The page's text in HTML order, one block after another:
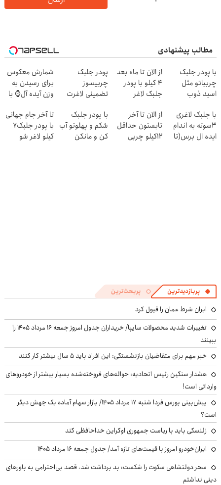
مطالب پیشنهادی
با پودر جلبک
چربیاتو مثل
اسید ذوب
امشب)
از الان تا ماه بعد
4 کیلو با پودر
جلبک لاغر
محدود)
پودر جلبک
چربیسوز
تضمینی لاغرت
محدود
شمارش معکوس
برای رسیدن به
وزن آیده آل⌚ با
🧨
با جلبک لاغری
3سوته به اندام
ایده ال برس(تا
از الان تا آخر
تابستون حداقل
12کیلو چربی
با پودر جلبک
شکم و پهلوتو آب
کن و مانکن
تا آخر جام جهانی
با پودر جلبک7
کیلو لاغر شو
پربازدیدترین پربحث‌ترین
ایران شرط عمان را قبول کرد
تغییرات شدید محصولات سایپا/ خریداران جدول امروز جمعه ۱۶ مرداد ۱۴۰۵ را
ببینند
خبر مهم برای متقاضیان بازنشستگی: این افراد باید ۵ سال بیشتر کار کنند
هشدار سنگین رئیس اتحادیه: حواله‌های فروخته‌شده بسیار بیشتر از خودروهای
وارداتی است!
پیش‌بینی بورس فردا شنبه ۱۷ مرداد ۱۴۰۵/ بازار سهام آماده یک جهش دیگر
است؟
زلنسکی باید با ریاست جمهوری اوکراین خداحافظی کند
ایران‌خودرو امروز با قیمت‌های تازه آمد/ جدول جمعه ۱۶ مرداد ۱۴۰۵
سحر دولتشاهی سکوت را شکست: بد برداشت شد، قصد بی‌احترامی به باورهای
دینی نداشتم